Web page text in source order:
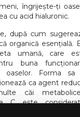
îngrijește-ți
cu acid hialuronic.
după cum
organică esențială.
umană, care
buna
Forma sa
ca agent
căi
C este
Vitamina C